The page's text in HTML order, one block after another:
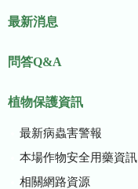
最新消息
問答Q&A
植物保護資訊
最新病蟲害警報
本場作物安全用藥資訊
相關網路資源